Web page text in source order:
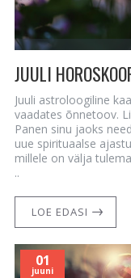
Juuli astroloogiline
vaadates õnnetoov.
Panen sinu jaoks
uue spirituaalse
millele on välja
..
LOE EDASI
01
juuni